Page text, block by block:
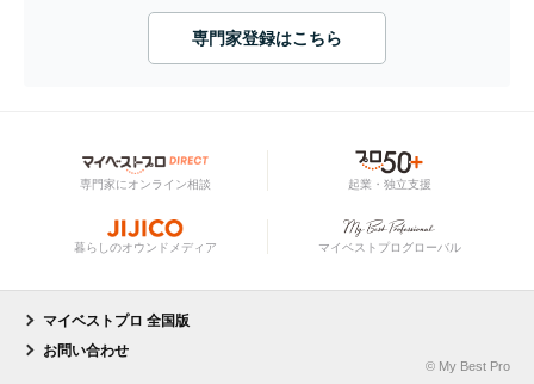
専門家登録はこちら
専門家にオンライン相談 起業・独立支援
暮らしのオウンドメディア マイベストプログローバル
マイベストプロ 全国版
お問い合わせ
© My Best Pro